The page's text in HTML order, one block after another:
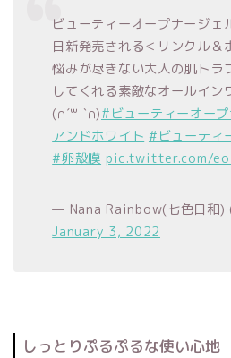
ビューティーオープナージ
日新発売される＜リンクル＆
悩みが尽きない大人の肌トラ
してくれる素敵なオールイン
(∩ˊ꒳ ˋ∩)#ビューティーオー
アンドホワイト #ビューティ
#卵殻膜 pic.twitter.com/
— Nana Rainbow(七色日和
January 3, 2022
しっとりぷるぷるな使い心地